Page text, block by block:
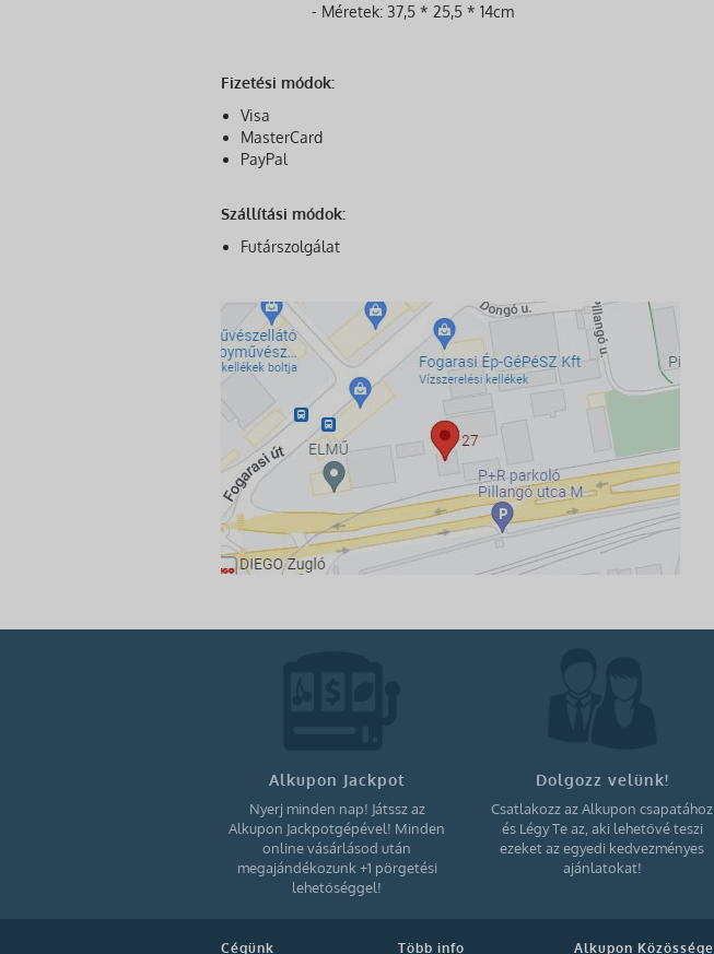
- Méretek: 37,5 * 25,5 * 14cm
Fizetési módok:
Visa
MasterCard
PayPal
Szállítási módok:
Futárszolgálat
Alkupon Jackpot
Nyerj minden nap! Játssz az
Alkupon Jackpotgépével! Minden
online vásárlásod után
megajándékozunk +1 pörgetési
lehetőséggel!
Dolgozz velünk!
Csatlakozz az Alkupon csapatához
és Légy Te az, aki lehetővé teszi
ezeket az egyedi kedvezményes
ajánlatokat!
Cégünk Több info Alkupon Közössége